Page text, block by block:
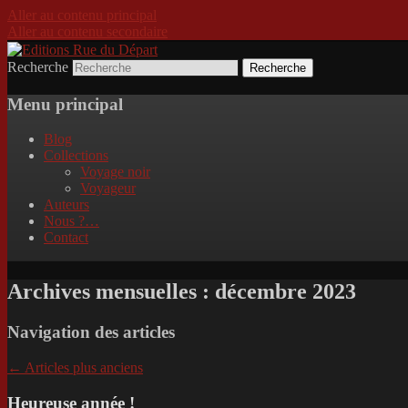
Aller au contenu principal
Aller au contenu secondaire
Editions Rue du Départ
Incitation au voyage, du roman noir au
Recherche
Menu principal
Blog
Collections
Voyage noir
Voyageur
Auteurs
Nous ?…
Contact
Archives mensuelles : décembre 2023
Navigation des articles
← Articles plus anciens
Heureuse année !